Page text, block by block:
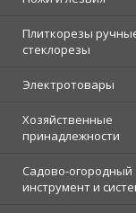
Плиткорезы
стеклорезы
Электротовары
Хозяйственные
принадлежности
Садово-огородный
инструмент и